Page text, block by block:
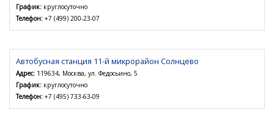
График: круглосуточно
Телефон: +7 (499) 200-23-07
Автобусная станция 11-й микрорайон Солнцево
Адрес: 119634, Москва, ул. Федосьино, 5
График: круглосуточно
Телефон: +7 (495) 733-63-09